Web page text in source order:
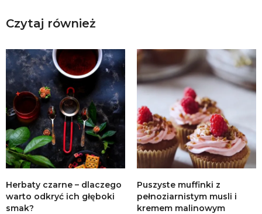
Czytaj również
Herbaty czarne – dlaczego
warto odkryć ich głęboki
smak?
Puszyste muffinki z
pełnoziarnistym musli i
kremem malinowym